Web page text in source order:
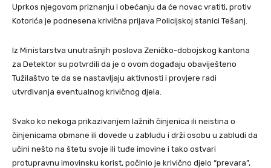
Uprkos njegovom priznanju i obećanju da će novac vratiti, protiv
Kotorića je podnesena krivična prijava Policijskoj stanici Tešanj.
Iz Ministarstva unutrašnjih poslova Zeničko-dobojskog kantona
za Detektor su potvrdili da je o ovom događaju obaviješteno
Tužilaštvo te da se nastavljaju aktivnosti i provjere radi
utvrđivanja eventualnog krivičnog djela.
Svako ko nekoga prikazivanjem lažnih činjenica ili neistina o
činjenicama obmane ili dovede u zabludu i drži osobu u zabludi da
učini nešto na štetu svoje ili tuđe imovine i tako ostvari
protupravnu imovinsku korist, počinio je krivično djelo “prevara”,